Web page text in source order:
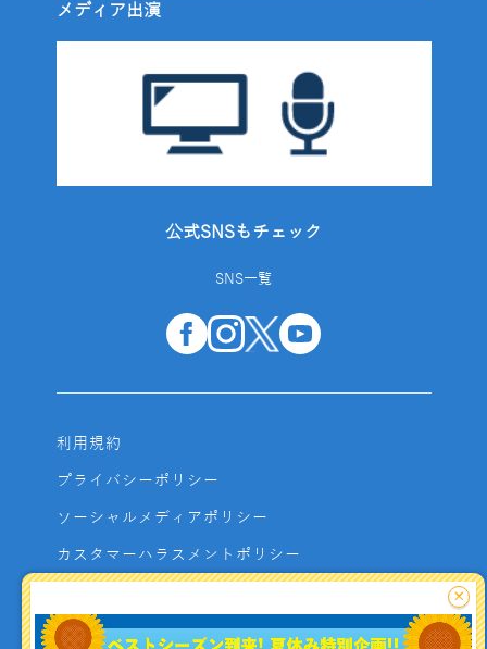
メディア出演
公式SNSもチェック
SNS一覧
利用規約
プライバシーポリシー
ソーシャルメディアポリシー
カスタマーハラスメントポリシー
よくあるご質問
×